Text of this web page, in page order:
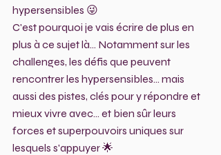
hypersensibles 😜
C'est pourquoi je vais écrire de plus en
plus à ce sujet là... Notamment sur les
challenges, les défis que peuvent
rencontrer les hypersensibles... mais
aussi des pistes, clés pour y répondre et
mieux vivre avec... et bien sûr leurs
forces et superpouvoirs uniques sur
lesquels s'appuyer 🌟